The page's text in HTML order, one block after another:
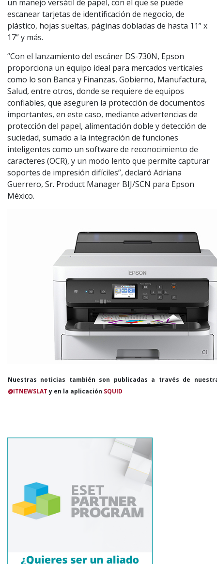
un manejo versátil de papel, con el que se puede
escanear tarjetas de identificación de negocio, de
plástico, hojas sueltas, páginas dobladas de hasta 11” x
17” y más.
“Con el lanzamiento del escáner DS-730N, Epson
proporciona un equipo ideal para mercados verticales
como lo son Banca y Finanzas, Gobierno, Manufactura,
Salud, entre otros, donde se requiere de equipos
confiables, que aseguren la protección de documentos
importantes, en este caso, mediante advertencias de
protección del papel, alimentación doble y detección de
suciedad, sumado a la integración de funciones
inteligentes como un software de reconocimiento de
caracteres (OCR), y un modo lento que permite capturar
soportes de impresión difíciles”, declaró Adriana
Guerrero, Sr. Product Manager BIJ/SCN para Epson
México.
Nuestras noticias también son publicadas a través de
@ITNEWSLATy en la aplicación SQUID